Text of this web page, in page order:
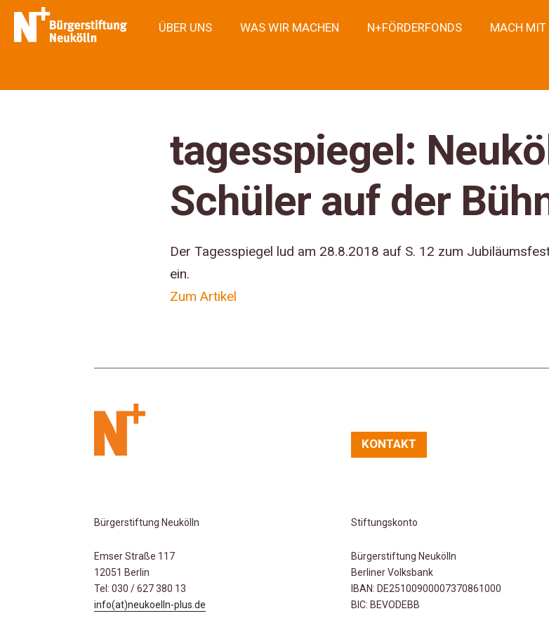
ÜBER UNS WAS WIR MACHEN N+FÖRDERFONDS MACH MIT
tagesspiegel:
Schüler auf der
Der Tagesspiegel lud am 28.8.2018 auf S. 12 zum
ein.
Zum Artikel
KONTAKT
Bürgerstiftung Neukölln
Emser Straße 117
12051 Berlin
Tel: 030 / 627 380 13
info(at)neukoelln-plus.de
Stiftungskonto
Bürgerstiftung Neukölln
Berliner Volksbank
IBAN: DE25100900007370861000
BIC: BEVODEBB